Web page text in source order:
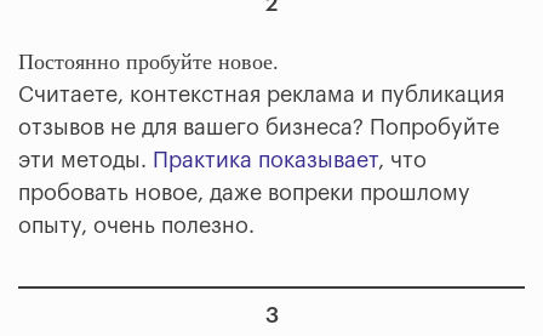
Постоянно пробуйте новое.
Считаете, контекстная реклама и публикация
отзывов не для вашего бизнеса? Попробуйте
эти методы. Практика показывает, что
пробовать новое, даже вопреки прошлому
опыту, очень полезно.
3